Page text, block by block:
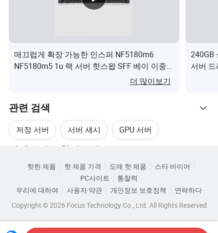
• 2000W AC 플래티넘 PSU
DC)
비 X
깊이
3.5인치 드라이브가 장착된 섀시: 43.5mm x
2.5인치 드라이브가 장착된 섀시: 43.5mm x
447mm x 790mm
레일
옵션 레일
회사 프로필
매끄럽게 확장 가능한 인스퍼 NF5180m6
NF5180m5 1u 랙 서버 핫스왑 SFF 베이 이중
전원 공급 장치 프리미엄 서버이(가) 무엇인가
더 많이보기
240GB
서버
관련 검색
저장 서버 서버 섀시 GPU 서버
핫한 제품 핫 제품 가격 도매 핫 제품
스타 바이어
PC사이트
통찰력
우리에 대하여
사용자 약관 개인정보 보호정책
연락하다
Copyright © 2026 Focus Technology Co., Ltd. All Rights Reserved